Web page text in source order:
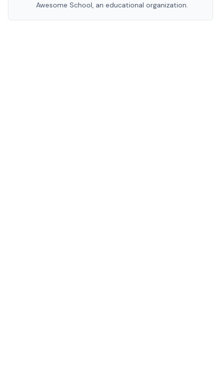
Awesome School, an educational organization.